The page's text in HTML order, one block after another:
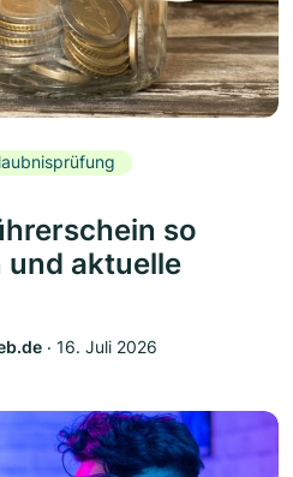
so
und aktuelle
‧ 16. Juli 2026